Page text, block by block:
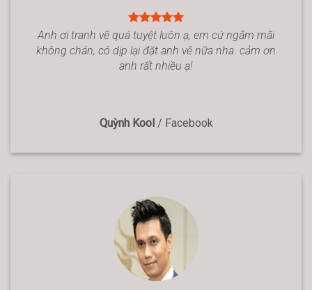
Anh ơi tranh vẽ quá tuyệt luôn ạ, em cứ ngắm mãi
không chán, có dịp lại đặt anh vẽ nữa nha. cảm ơn
anh rất nhiều ạ!
Quỳnh Kool / Facebook